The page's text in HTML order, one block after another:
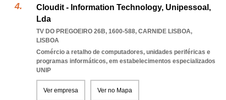
Cloudit - Information Technology, Unipessoal,
Lda
TV DO PREGOEIRO 26B, 1600-588, CARNIDE LISBOA,
LISBOA
Comércio a retalho de computadores, unidades periféricas e
programas informáticos, em estabelecimentos especializados
UNIP
Ver empresa Ver no Mapa